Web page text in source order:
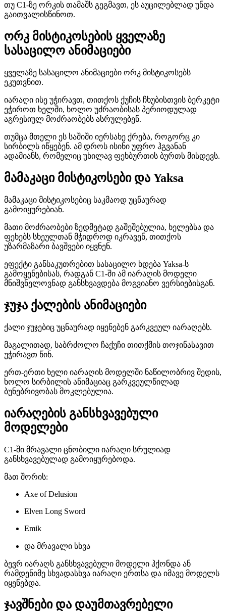
თუ C1-ზე ორკის თამაშს გეგმავთ, ეს აუცილებლად უნდა
გაითვალისწინოთ.
ორკ მისტიკოსების ყველაზე
სასაცილო ანიმაციები
ყველაზე სასაცილო ანიმაციები ორკ მისტიკოსებს
ეკუთვნით.
იარაღი ისე უჭირავთ, თითქოს ქუჩის ჩხუბისთვის ბერკეტი
ეჭიროთ ხელში, ხოლო უძრაობისას პერიოდულად
აგრესიულ მოძრაობებს ასრულებენ.
თუმცა მთელი ეს საშიში იერსახე ქრება, როგორც კი
სირბილს იწყებენ. ამ დროს ისინი უფრო ჰგვანან
ადამიანს, რომელიც უხილავ ფეხბურთის ბურთს მისდევს.
მამაკაცი მისტიკოსები და Yaksa
მამაკაცი მისტიკოსებიც საკმაოდ უცნაურად
გამოიყურებიან.
მათი მოძრაობები ზედმეტად გაშეშებულია, ხელებსა და
ფეხებს სხეულთან მჭიდროდ იკრავენ, თითქოს
უზარმაზარი ბავშვები იყვნენ.
ეფექტი განსაკუთრებით სასაცილო ხდება Yaksa-ს
გამოყენებისას, რადგან C1-ში ამ იარაღის მოდელი
მნიშვნელოვნად განსხვავდება მოგვიანო ვერსიებისგან.
ჯუჯა ქალების ანიმაციები
ქალი ჯუჯებიც უცნაურად იყენებენ გარკვეულ იარაღებს.
მაგალითად, საბრძოლო ჩაქუჩი თითქმის თოჯინასავით
უჭირავთ წინ.
ერთ-ერთი ხელი იარაღის მოდელში ნაწილობრივ შედის,
ხოლო სირბილის ანიმაციაც გარკვეულწილად
ბუნებრივობას მოკლებულია.
იარაღების განსხვავებული
მოდელები
C1-ში მრავალი ცნობილი იარაღი სრულიად
განსხვავებულად გამოიყურებოდა.
მათ შორის:
Axe of Delusion
Elven Long Sword
Emik
და მრავალი სხვა
ბევრ იარაღს განსხვავებული მოდელი ჰქონდა ან
რამდენიმე სხვადასხვა იარაღი ერთსა და იმავე მოდელს
იყენებდა.
ჯავშნები და დაუმთავრებელი